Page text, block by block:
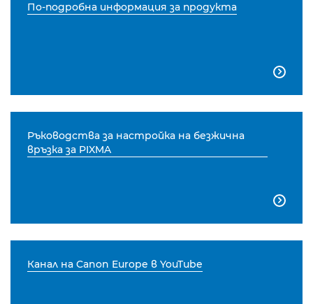
По-подробна информация за продукта

Ръководства за настройка на безжична
връзка за PIXMA

Канал на Canon Europe в YouTube